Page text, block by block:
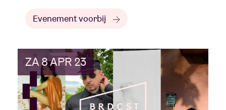
Evenement voorbij
ZA 8 APR 23